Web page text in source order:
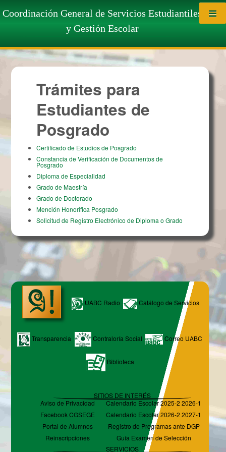
Coordinación General de Servicios Estudiantiles
y Gestión Escolar
Trámites para Estudiantes de
Posgrado
Trámites para
Estudiantes de
Posgrado
Certificado de Estudios de Posgrado
Constancia de Verificación de Documentos de
Posgrado
Diploma de Especialidad
Grado de Maestría
Grado de Doctorado
Mención Honorifica Posgrado
Solicitud de Registro Electrónico de Diploma o Grado
UABC Radio Catálogo de Servicios
Transparencia Contraloría Social Correo UABC
Biblioteca
SITIOS DE INTERÉS
Aviso de Privacidad
Calendario Escolar 2025-2 2026-1
Facebook CGSEGE
Calendario Escolar 2026-2 2027-1
Portal de Alumnos
Registro de Programas ante DGP
Reinscripciones
Guía Examen de Selección
SERVICIOS